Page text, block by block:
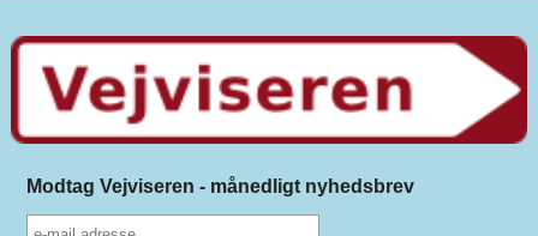
Modtag Vejviseren - månedligt nyhedsbrev